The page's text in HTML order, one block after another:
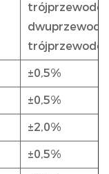
±0,5%
±0,5%
±2,0%
±0,5%